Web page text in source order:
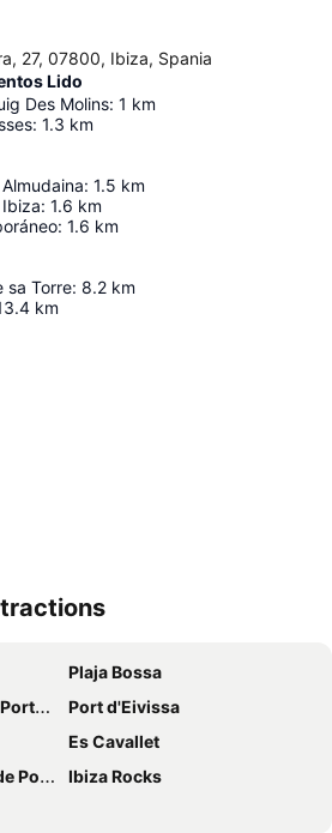
27, 07800, Ibiza, Spania
Lido
Des Molins: 1 km
: 1.3 km
: 1.5 km
: 1.6 km
: 1.6 km
sa Torre: 8.2 km
km
Plaja Bossa
Port d'Eivissa
Es Cavallet
Ibiza Rocks